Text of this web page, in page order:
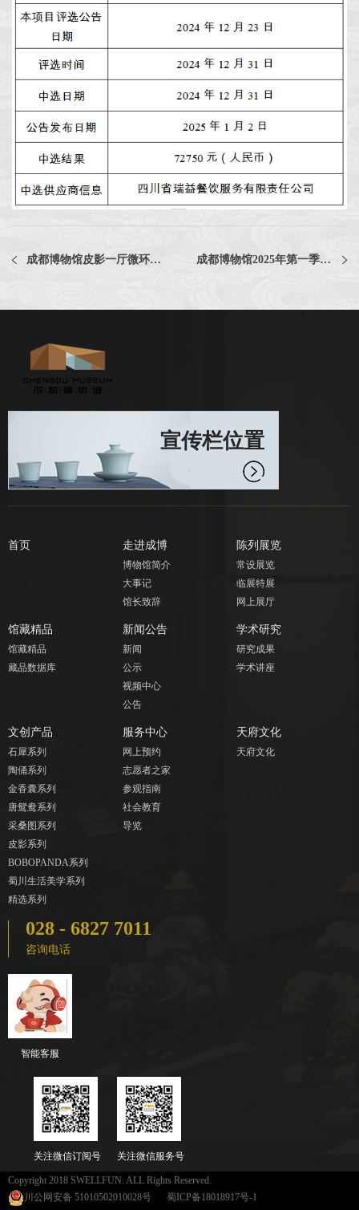
成都博物馆皮影一厅微环境调控设备2025年度维保服务采购项目评选公告 成都博物馆2025年第一季度食堂服务采购项目评选公告
宣传栏位置
首页 走进成博
博物馆简介
大事记
馆长致辞
陈列展览
常设展览
临展特展
网上展厅
馆藏精品
馆藏精品
藏品数据库
新闻公告
新闻
公示
视频中心
公告
学术研究
研究成果
学术讲座
文创产品
石犀系列
陶俑系列
金香囊系列
唐鸳鸯系列
采桑图系列
皮影系列
BOBOPANDA系列
蜀川生活美学系列
精选系列
服务中心
网上预约
志愿者之家
参观指南
社会教育
导览
天府文化
天府文化
028 - 6827 7011
咨询电话
智能客服
关注微信服务号
关注微信订阅号
Copyright 2018 SWELLFUN. ALL Rights Reserved.
川公网安备 51010502010028号
蜀ICP备18018917号-1